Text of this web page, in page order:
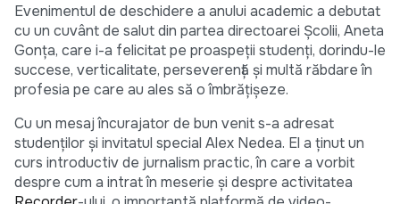
Evenimentul de deschidere a anului academic a debutat
cu un cuvânt de salut din partea directoarei Școlii, Aneta
Gonța, care i-a felicitat pe proaspeții studenți, dorindu-le
succese, verticalitate, perseverență și multă răbdare în
profesia pe care au ales să o îmbrățișeze.
Cu un mesaj încurajator de bun venit s-a adresat
studenților și invitatul special Alex Nedea. El a ținut un
curs introductiv de jurnalism practic, în care a vorbit
despre cum a intrat în meserie și despre activitatea